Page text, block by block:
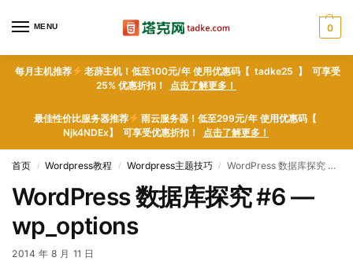
MENU 0
每月主机推荐
老薜主机！低至100元/年 使用优惠码【 tadke25 】 可享受
25% 优惠折扣！ 点击了解更多！
最佳性价比服务器推荐
雨云服务器！低至299元/年 使用优惠码【
Njk4NDEx】 可享受优惠折扣！ 点击了解更多！
首页 / Wordpress教程 / Wordpress主题技巧 / WordPress 数据库探究 #6 — wp_options
WordPress 数据库探究 #6 —
wp_options
2014 年 8 月 11 日